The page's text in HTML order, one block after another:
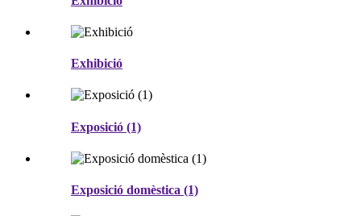
Exhibició
Exposició (1)
Exposició domèstica (1)